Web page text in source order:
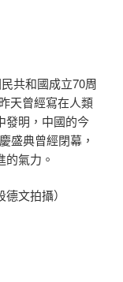
共和國成立70周
天曾經寫在人類
發明，中國的今
盛典曾經閉幕，
氣力。
文拍攝）